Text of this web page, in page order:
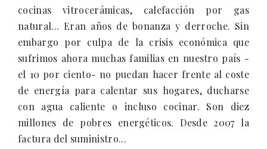
cocinas vitrocerámicas, calefacción por gas
natural... Eran años de bonanza y derroche. Sin
embargo por culpa de la crisis económica que
sufrimos ahora muchas familias en nuestro país -
el 10 por ciento- no puedan hacer frente al coste
de energía para calentar sus hogares, ducharse
con agua caliente o incluso cocinar. Son diez
millones de pobres energéticos. Desde 2007 la
factura del suministro...